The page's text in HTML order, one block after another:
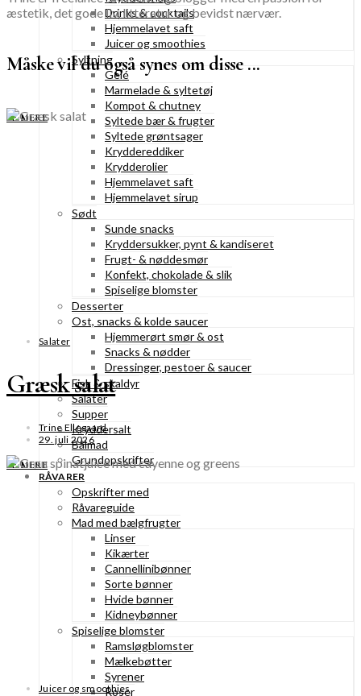
Drinks & cocktails
Hjemmelavet saft
Juicer og smoothies
Syltning
Gelé
Marmelade & syltetøj
Kompot & chutney
Syltede bær & frugter
Syltede grøntsager
Kryddereddiker
Krydderolier
Hjemmelavet saft
Hjemmelavet sirup
Sødt
Sunde snacks
Kryddersukker, pynt & kandiseret
Frugt- & nøddesmør
Konfekt, chokolade & slik
Spiselige blomster
Desserter
Ost, snacks & kolde saucer
Hjemmerørt smør & ost
Snacks & nødder
Dressinger, pestoer & saucer
Fisk & skaldyr
Salater
Supper
Kryddersalt
Bålmad
Grundopskrifter
RÅVARER
Opskrifter med
Råvareguide
Mad med bælgfrugter
Linser
Kikærter
Cannellinibønner
Sorte bønner
Hvide bønner
Kidneybønner
Spiselige blomster
Ramsløgblomster
Mælkebøtter
Syrener
Roser
æstetik, det gode liv, litteratur og bevidst nærvær.
Måske vil du også synes om disse ...
SE MERE
Salater
Græsk salat
Trine Ellegaard
29. juli 2026
SE MERE
Juicer og smoothies